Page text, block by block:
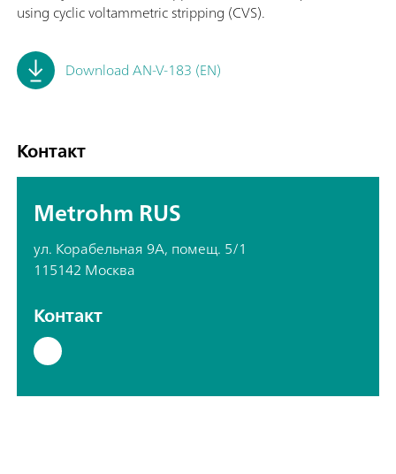
using cyclic voltammetric stripping (CVS).
Download AN-V-183 (EN)
Контакт
Metrohm RUS
ул. Корабельная 9А, помещ. 5/1
115142 Москва
Контакт